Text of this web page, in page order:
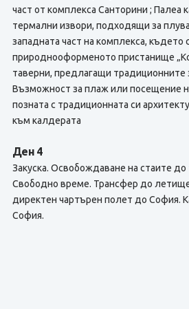
част от комплекса Санторини ; Палеа
термални извори, подходящи за
западната част на комплекса, където
природнооформеното пристанище
таверни, предлагащи традиционните
Възможност за плаж или посещение
позната с традиционната си
към калдерата
Ден 4
Закуска. Освобождаване на стаите до
Свободно време. Трансфер до
директен чартърен полет до София.
София.